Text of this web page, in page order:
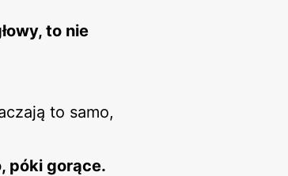
to nie
to samo,
póki gorące.